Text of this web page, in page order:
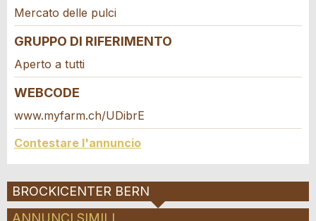
* Campo obbligatorio
Information: Zur Qualitätssicherung wird eine Kopie der
E-Mail an guidle gesendet.
REGISTRARSI
contattare per questo annuncio.
Adresse
Mercato delle pulci
GRUPPO DI RIFERIMENTO
Aperto a tutti
WEBCODE
www.myfarm.ch/UDibrE
Contestare l'annuncio
BROCKICENTER BERN
ANNUNCI SIMILI